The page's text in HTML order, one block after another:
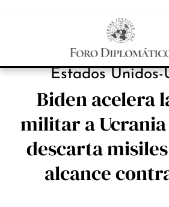
PROTAGONISTAS
Estados
Biden acelera
militar a
descarta
alcance